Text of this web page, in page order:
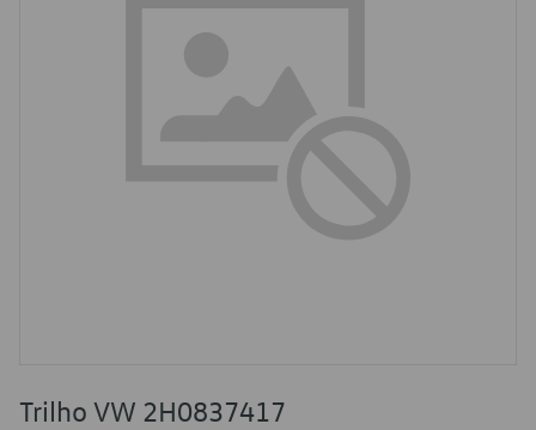
Trilho VW 2H0837417